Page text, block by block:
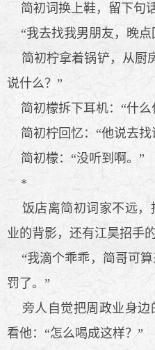
简初词换上鞋，留下句
“我去找我男朋友，晚点
简初柠拿着锅铲，从厨
说什么？”
简初檬拆下耳机：“什么
简初柠回忆：“他说去找
简初檬：“没听到啊。”
*
饭店离简初词家不远，
业的背影，还有江昊招手
“我滴个乖乖，简哥可算
罚了。”
旁人自觉把周政业身边
看他：“怎么喝成这样？”